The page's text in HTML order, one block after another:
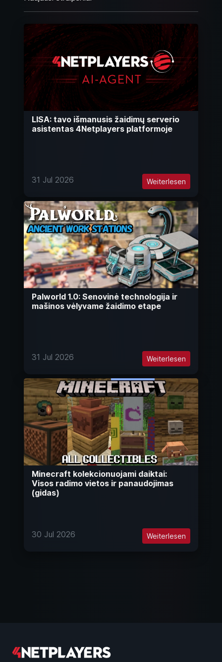
LISA: tavo išmanusis žaidimų serverio
asistentas 4Netplayers platformoje
31 Jul 2026 Weiterlesen
Palworld 1.0: Senovinė technologija ir
mašinos vėlyvame žaidimo etape
31 Jul 2026 Weiterlesen
Minecraft kolekcionuojami daiktai:
Visos radimo vietos ir panaudojimas
(gidas)
30 Jul 2026 Weiterlesen